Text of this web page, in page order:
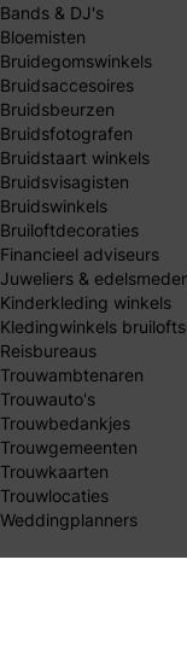
Bands & DJ's
Bloemisten
Bruidegomswinkels
Bruidsaccesoires
Bruidsbeurzen
Bruidsfotografen
Bruidstaart winkels
Bruidsvisagisten
Bruidswinkels
Bruiloftdecoraties
Financieel adviseurs
Juweliers &
Kinderkleding winkels
Kledingwinkels
Reisbureaus
Trouwambtenaren
Trouwauto's
Trouwbedankjes
Trouwgemeenten
Trouwkaarten
Trouwlocaties
Weddingplanners